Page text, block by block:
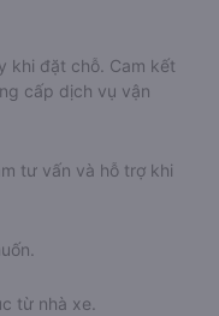
khi đặt chỗ. Cam kết
cấp dịch vụ vận
tư vấn và hỗ trợ khi
từ nhà xe.